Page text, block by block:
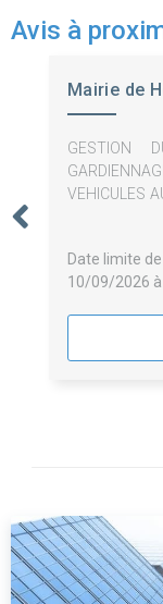
Avis à
Mairie de
GESTION
VEHICULES
Date limite
10/09/2026